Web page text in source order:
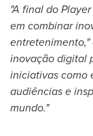
"A final do
em combinar
inovação digital
iniciativas como
audiências e
mundo."